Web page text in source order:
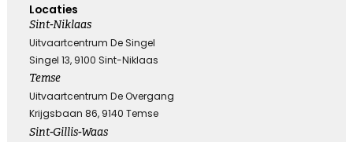
Locaties
Sint-Niklaas
Uitvaartcentrum De Singel
Singel 13, 9100 Sint-Niklaas
Temse
Uitvaartcentrum De Overgang
Krijgsbaan 86, 9140 Temse
Sint-Gillis-Waas